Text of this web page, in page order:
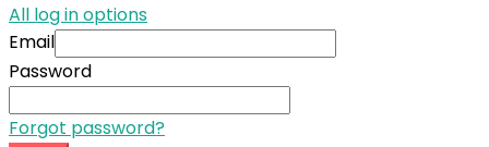
All log in options
Email
Password
Forgot password?